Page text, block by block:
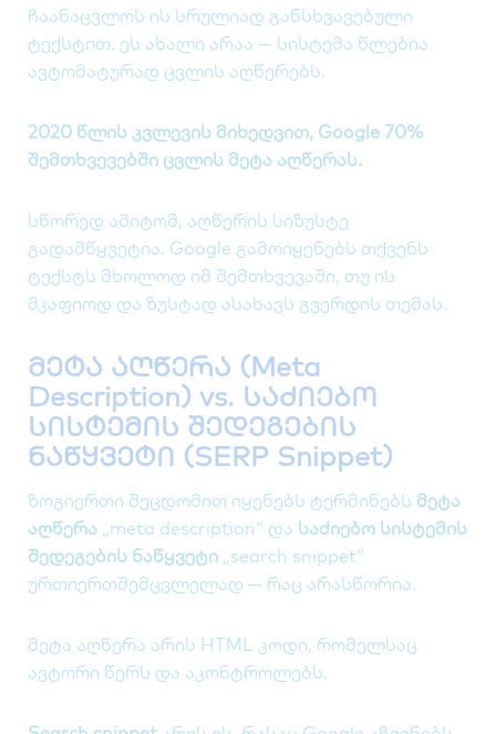
ჩაანაცვლოს ის სრულიად განსხვავებული
ტექსტით. ეს ახალი არაა — სისტემა წლებია
ავტომატურად ცვლის აღწერებს.
2020 წლის კვლევის მიხედვით, Google 70%
შემთხვევებში ცვლის მეტა აღწერას.
სწორედ ამიტომ, აღწერის სიზუსტე
გადამწყვეტია. Google გამოიყენებს თქვენს
ტექსტს მხოლოდ იმ შემთხვევაში, თუ ის
მკაფიოდ და ზუსტად ასახავს გვერდის თემას.
მეტა აღწერა (Meta
Description) vs. საძიებო
სისტემის შედეგების
ნაწყვეტი (SERP Snippet)
ზოგიერთი შეცდომით იყენებს ტერმინებს მეტა
აღწერა „meta description“ და საძიებო სისტემის
შედეგების ნაწყვეტი „search snippet“
ურთიერთშემცვლელად — რაც არასწორია.
მეტა აღწერა არის HTML კოდი, რომელსაც
ავტორი წერს და აკონტროლებს.